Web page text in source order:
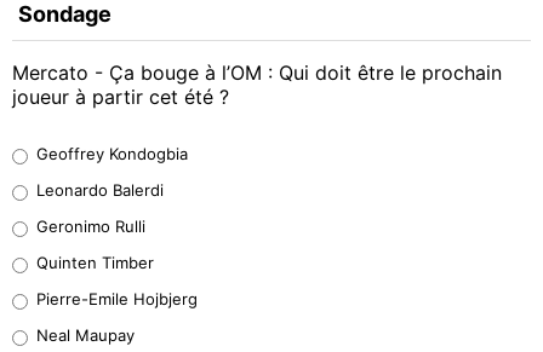
Sondage
Mercato - Ça bouge à l’OM : Qui doit être le prochain
joueur à partir cet été ?
38%
32%
4%
Geoffrey Kondogbia
Leonardo Balerdi
Geronimo Rulli
Quinten Timber
Pierre-Emile Hojbjerg
Neal Maupay